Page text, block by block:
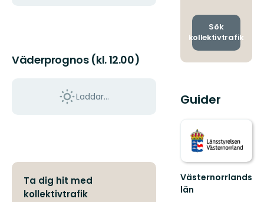
Väderprognos (kl. 12.00)
Laddar...
Ta dig hit med
kollektivtrafik
och
Sök
kollektivtrafik
Guider
Västernorrlands
län